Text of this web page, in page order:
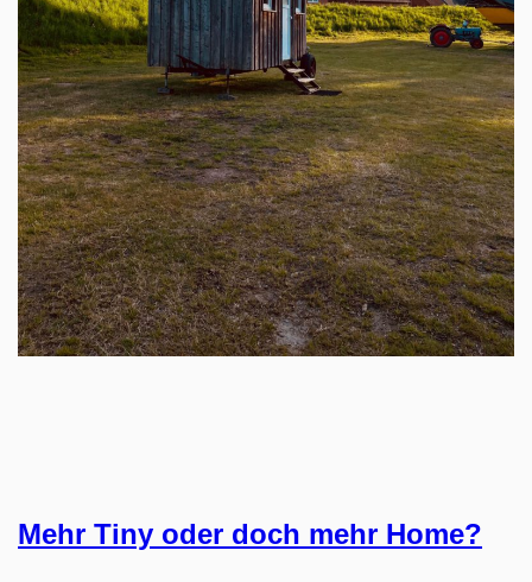
Mehr Tiny oder doch mehr Home?